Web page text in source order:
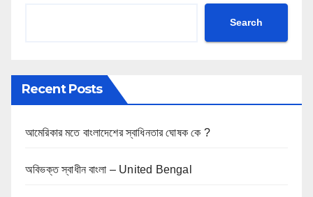
Search
Recent Posts
আমেরিকার মতে বাংলাদেশের স্বাধিনতার ঘোষক কে ?
অবিভক্ত স্বাধীন বাংলা – United Bengal